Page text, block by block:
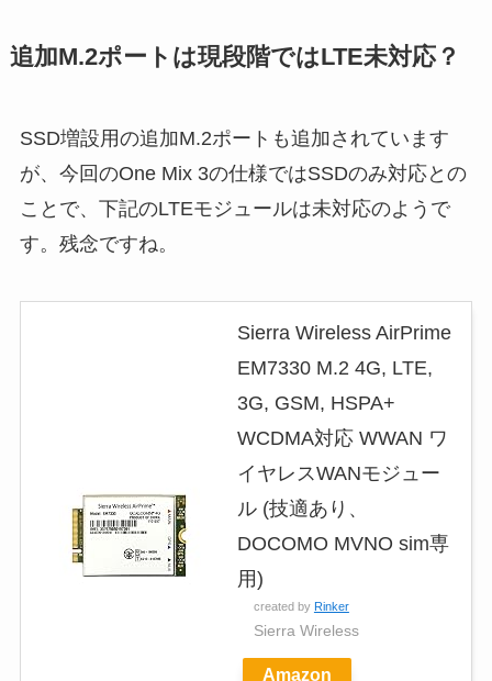
追加M.2ポートは現段階ではLTE未対応？
SSD増設用の追加M.2ポートも追加されています
が、今回のOne Mix 3の仕様ではSSDのみ対応との
ことで、下記のLTEモジュールは未対応のようで
す。残念ですね。
Sierra Wireless AirPrime
EM7330 M.2 4G, LTE,
3G, GSM, HSPA+
WCDMA対応 WWAN ワ
イヤレスWANモジュー
ル (技適あり、
DOCOMO MVNO sim専
用)
created by Rinker
Sierra Wireless
Amazon